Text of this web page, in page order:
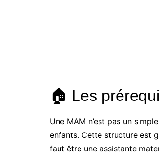
🏠 Les
Une MAM n’est pas un
enfants. Cette structure est
faut être une assistante